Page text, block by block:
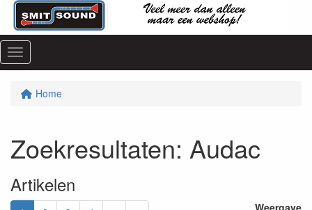
Menu
Home
Zoekresultaten: Audac
Artikelen
Weergave